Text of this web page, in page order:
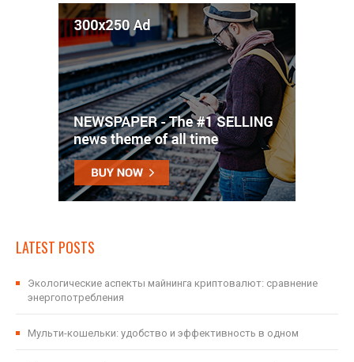
LATEST POSTS
Экологические аспекты майнинга криптовалют: сравнение
энергопотребления
Мульти-кошельки: удобство и эффективность в одном